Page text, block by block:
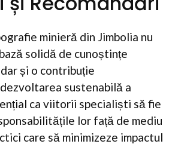
minieră din Jimbolia nu
solidă de cunoștințe
și o contribuție
sustenabilă a
ca viitorii specialiști să fie
lor față de mediu
care să minimizeze impactul